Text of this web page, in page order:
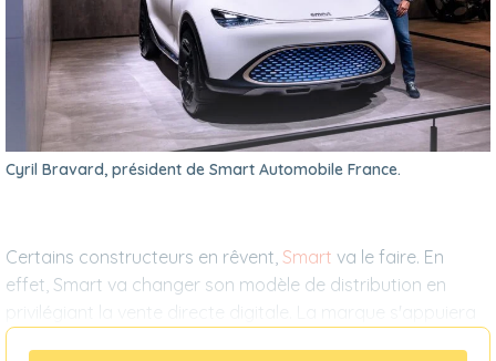
Cyril Bravard, président de Smart Automobile France.
Certains constructeurs en rêvent, Smart va le faire. En
effet, Smart va changer son modèle de distribution en
privilégiant la vente directe digitale. La marque s'appuiera